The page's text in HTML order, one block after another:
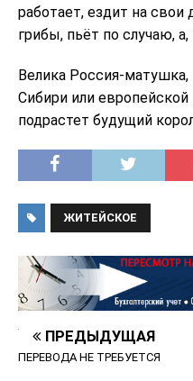
работает, ездит на свои
грибы, пьёт по случаю, а,
Велика Россия-
Сибири или
подрастет будущий
ЖИТЕЙСКОЕ
ПРЕДЫДУЩАЯ
ПЕРЕВОДА НЕ ТРЕБУЕТСЯ